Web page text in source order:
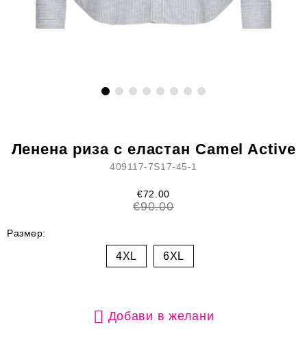
Ленена риза с еластан Camel Active
409117-7S17-45-1
€72.00
€90.00
Размер:
4XL 6XL
Добави в желани